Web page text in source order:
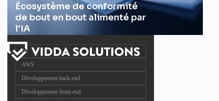
Écosystème de conformité
de bout en bout alimenté par
l'IA
IA
AWS
Développement back-end
Développement front-end